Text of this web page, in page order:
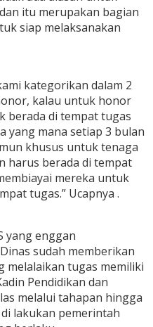
itu merupakan bagian
siap melaksanakan
kategorikan dalam 2
kalau untuk honor
berada di tempat tugas
yang mana setiap 3 bulan
khusus untuk tenaga
harus berada di tempat
mereka untuk
tugas.” Ucapnya .
yang enggan
sudah memberikan
melalaikan tugas memiliki
Pendidikan dan
melalui tahapan hingga
lakukan pemerintah